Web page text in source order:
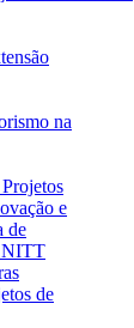
na
e
de
NITT
de